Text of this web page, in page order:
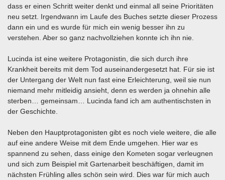
dass er einen Schritt weiter denkt und einmal all seine Prioritäten
neu setzt. Irgendwann im Laufe des Buches setzte dieser Prozess
dann ein und es wurde für mich ein wenig besser ihn zu
verstehen. Aber so ganz nachvollziehen konnte ich ihn nie.
Lucinda ist eine weitere Protagonistin, die sich durch ihre
Krankheit bereits mit dem Tod auseinandergesetzt hat. Für sie ist
der Untergang der Welt nun fast eine Erleichterung, weil sie nun
niemand mehr mitleidig ansieht, denn es werden ja ohnehin alle
sterben… gemeinsam… Lucinda fand ich am authentischsten in
der Geschichte.
Neben den Hauptprotagonisten gibt es noch viele weitere, die alle
auf eine andere Weise mit dem Ende umgehen. Hier war es
spannend zu sehen, dass einige den Kometen sogar verleugnen
und sich zum Beispiel mit Gartenarbeit beschäftigen, damit im
nächsten Frühling alles schön sein wird. Dies war für mich auch